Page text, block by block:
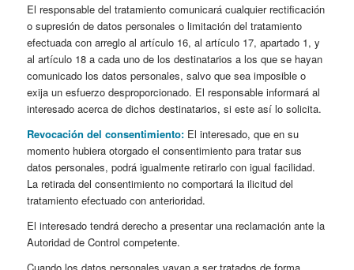
El responsable del tratamiento comunicará cualquier rectificación
o supresión de datos personales o limitación del tratamiento
efectuada con arreglo al artículo 16, al artículo 17, apartado 1, y
al artículo 18 a cada uno de los destinatarios a los que se hayan
comunicado los datos personales, salvo que sea imposible o
exija un esfuerzo desproporcionado. El responsable informará al
interesado acerca de dichos destinatarios, si este así lo solicita.
Revocación del consentimiento: El interesado, que en su
momento hubiera otorgado el consentimiento para tratar sus
datos personales, podrá igualmente retirarlo con igual facilidad.
La retirada del consentimiento no comportará la ilicitud del
tratamiento efectuado con anterioridad.
El interesado tendrá derecho a presentar una reclamación ante la
Autoridad de Control competente.